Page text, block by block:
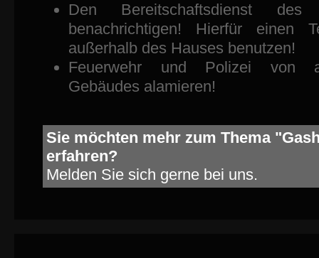
Den Bereitschaftsdienst des
benachrichtigen! Hierfür einen
außerhalb des Hauses benutzen!
Feuerwehr und Polizei von
Gebäudes alamieren!
Sie möchten mehr zum Thema
erfahren?
Melden Sie sich gerne bei uns.